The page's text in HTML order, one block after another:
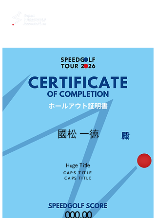
國松 一徳
Huge Title
CAPS TITLE
CAPS TITLE
000.00